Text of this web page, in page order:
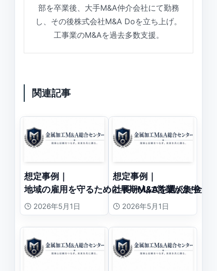
部を卒業後、大手M&A仲介会社にて勤務
し、その後株式会社M&A Doを立ち上げ。
工事業のM&Aを過去多数支援。
関連記事
想定事例｜
地域の雇用を守るために早期M&Aを選んだ金属
2026年5月1日
想定事例｜
社長一人に営業が集中し
2026年5月1日